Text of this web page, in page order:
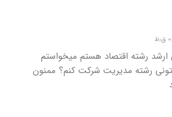
ارشد رشته اقتصاد هستم میخواستم
رشته مدیریت شرکت کنم؟ ممنون